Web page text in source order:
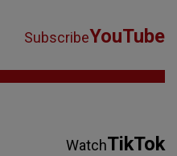
SubscribeYouTube
WatchTikTok